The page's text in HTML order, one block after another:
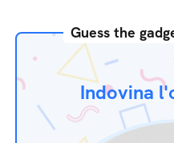
Guess the
Indovina